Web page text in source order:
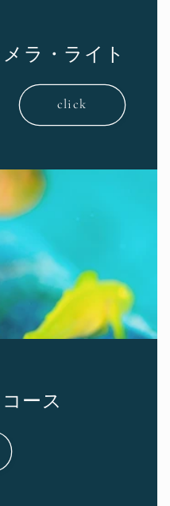
ラ・ライト
click
ース